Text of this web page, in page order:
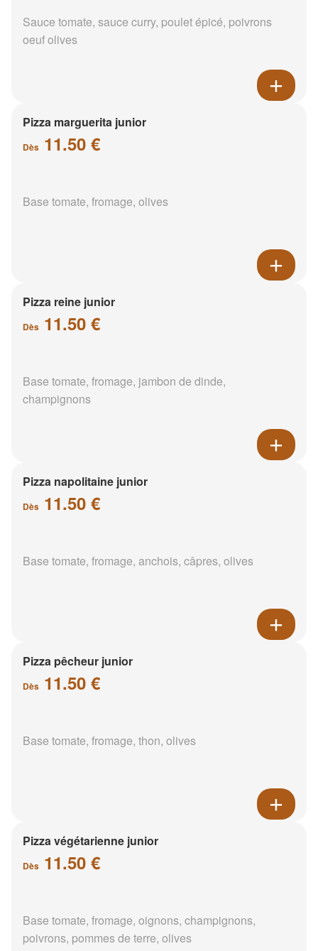
Sauce tomate, sauce curry, poulet épicé, poivrons
oeuf olives
Pizza marguerita junior
Dès 11.50 €
Base tomate, fromage, olives
Pizza reine junior
Dès 11.50 €
Base tomate, fromage, jambon de dinde,
champignons
Pizza napolitaine junior
Dès 11.50 €
Base tomate, fromage, anchois, câpres, olives
Pizza pêcheur junior
Dès 11.50 €
Base tomate, fromage, thon, olives
Pizza végétarienne junior
Dès 11.50 €
Base tomate, fromage, oignons, champignons,
poivrons, pommes de terre, olives